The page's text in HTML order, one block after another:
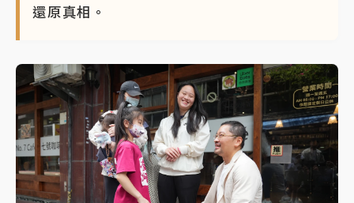
還原真相。